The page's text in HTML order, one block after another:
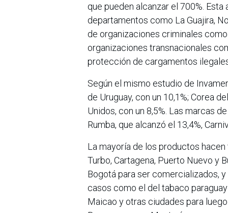
que pueden alcanzar el 700%.
departamentos como La Guajira,
de organizaciones criminales
organizaciones transnacionales
protección de cargamentos
Según el mismo estudio de
de Uruguay, con un 10,1%; Corea
Unidos, con un 8,5%. Las marcas
Rumba, que alcanzó el 13,4%,
La mayoría de los productos
Turbo, Cartagena, Puerto Nuevo y
Bogotá para ser comercializados,
casos como el del tabaco
Maicao y otras ciudades para